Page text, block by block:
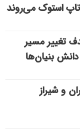
استوک می‌روند
تغییر مسیر
بنیان‌ها
و شیراز